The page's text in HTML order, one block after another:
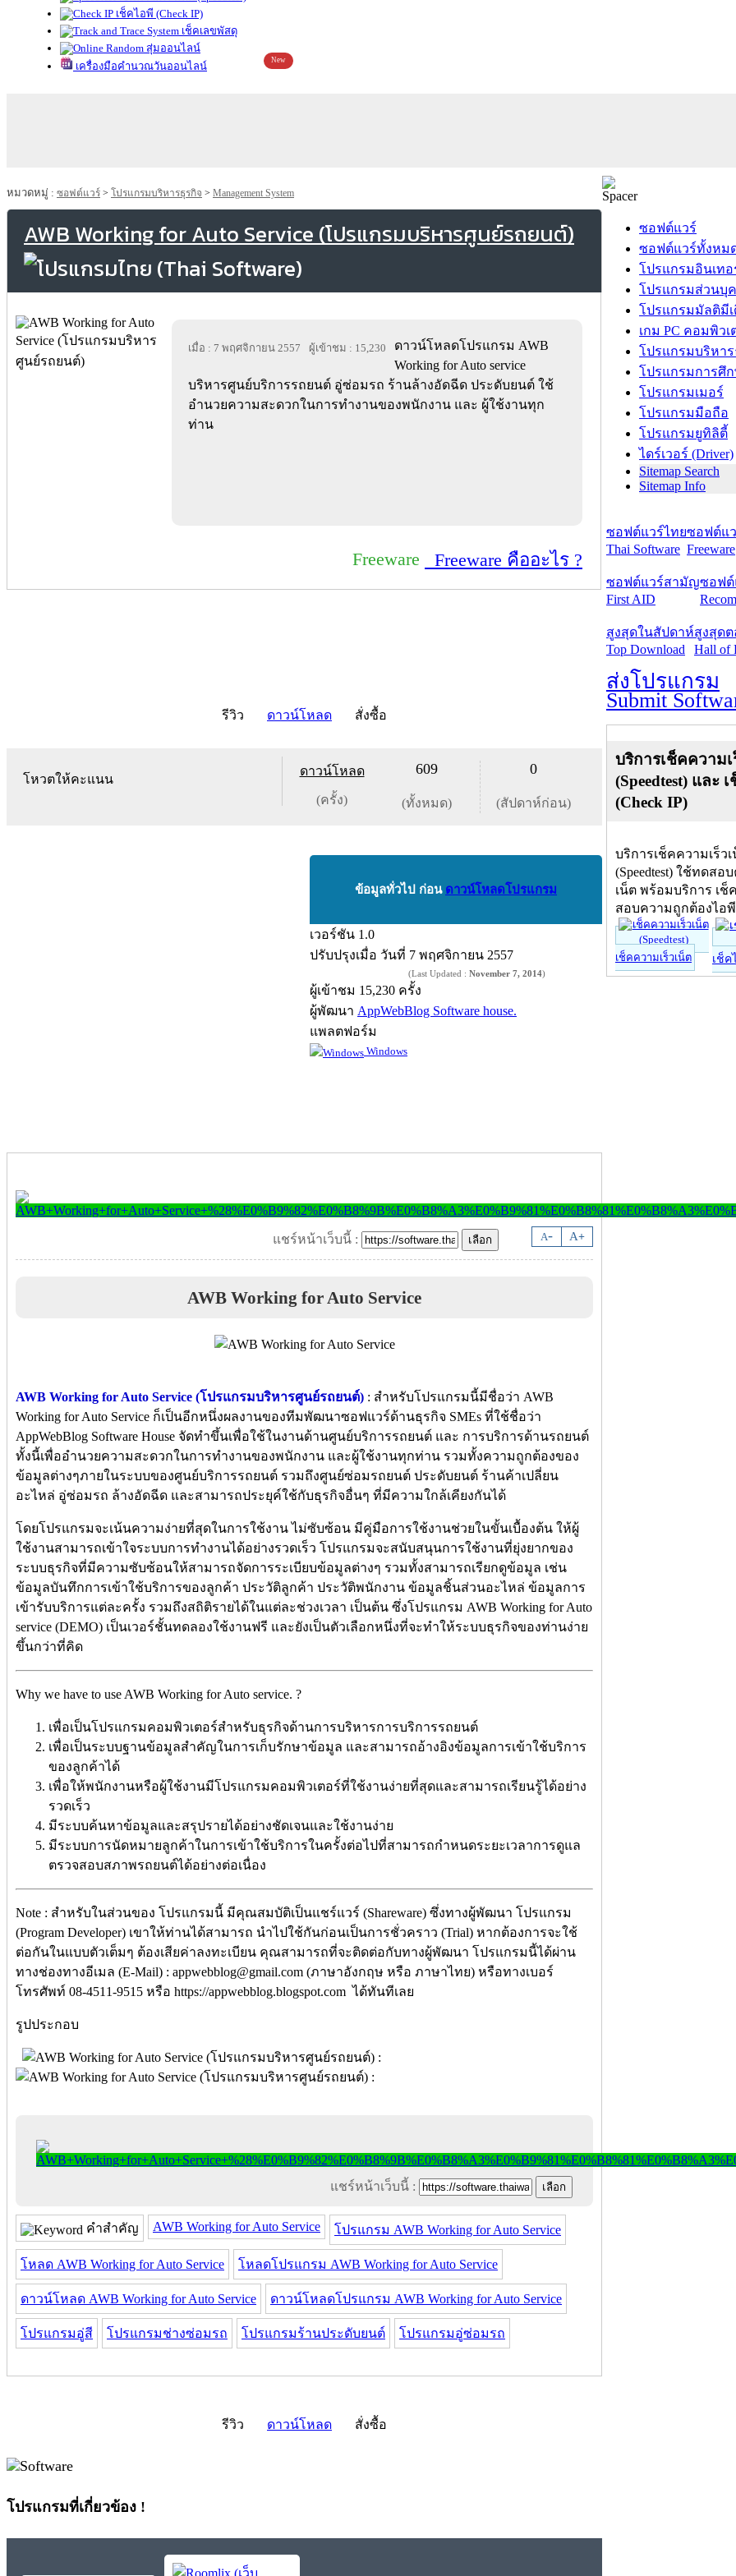
เช็คไอพี (Check IP)
เช็คเลขพัสดุ
สุ่มออนไลน์
เครื่องมือคำนวณวันออนไลน์
New
หมวดหมู่ : ซอฟต์แวร์ > โปรแกรมบริหารธุรกิจ > Management System
AWB Working for Auto Service (โปรแกรมบริหารศูนย์รถยนต์)
เมื่อ : 7 พฤศจิกายน 2557 ผู้เข้าชม : 15,230
ดาวน์โหลดโปรแกรม AWB
Working for Auto service
บริหารศูนย์บริการรถยนต์ อู่ซ่อมรถ ร้านล้างอัดฉีด ประดับยนต์ ใช้
อำนวยความสะดวกในการทำงานของพนักงาน และ ผู้ใช้งานทุก
ท่าน
Freeware Freeware คืออะไร ?
รีวิว ดาวน์โหลด สั่งซื้อ
โหวตให้คะแนน
ดาวน์โหลด
(ครั้ง)
609
(ทั้งหมด)
0
(สัปดาห์ก่อน)
ข้อมูลทั่วไป ก่อน ดาวน์โหลดโปรแกรม
เวอร์ชัน 1.0
ปรับปรุงเมื่อ วันที่ 7 พฤศจิกายน 2557
(Last Updated : November 7, 2014)
ผู้เข้าชม 15,230 ครั้ง
ผู้พัฒนา AppWebBlog Software house.
แพลตฟอร์ม
Windows
A- A+
แชร์หน้าเว็บนี้ :
AWB Working for Auto Service
AWB Working for Auto Service (โปรแกรมบริหารศูนย์รถยนต์) : สำหรับโปรแกรมนี้มีชื่อว่า AWB
Working for Auto Service ก็เป็นอีกหนึ่งผลงานของทีมพัฒนาซอฟแวร์ด้านธุรกิจ SMEs ที่ใช้ชื่อว่า
AppWebBlog Software House จัดทำขึ้นเพื่อใช้ในงานด้านศูนย์บริการรถยนต์ และ การบริการด้านรถยนต์
ทั้งนี้เพื่ออำนวยความสะดวกในการทำงานของพนักงาน และผู้ใช้งานทุกท่าน รวมทั้งความถูกต้องของ
ข้อมูลต่างๆภายในระบบของศูนย์บริการรถยนต์ รวมถึงศูนย์ซ่อมรถยนต์ ประดับยนต์ ร้านค้าเปลี่ยน
อะไหล่ อู่ซ่อมรถ ล้างอัดฉีด และสามารถประยุค์ใช้กับธุรกิจอื่นๆ ที่มีความใกล้เคียงกันได้
โดยโปรแกรมจะเน้นความง่ายที่สุดในการใช้งาน ไม่ซับซ้อน มีคู่มือการใช้งานช่วยในขั้นเบื้องต้น ให้ผู้
ใช้งานสามารถเข้าใจระบบการทำงานได้อย่างรวดเร็ว โปรแกรมจะสนับสนุนการใช้งานที่ยุ่งยากของ
ระบบธุรกิจที่มีความซับซ้อนให้สามารถจัดการระเบียบข้อมูลต่างๆ รวมทั้งสามารถเรียกดูข้อมูล เช่น
ข้อมูลบันทึกการเข้าใช้บริการของลูกค้า ประวัติลูกค้า ประวัติพนักงาน ข้อมูลชิ้นส่วนอะไหล่ ข้อมูลการ
เข้ารับบริการแต่ละครั้ง รวมถึงสถิติรายได้ในแต่ละช่วงเวลา เป็นต้น ซึ่งโปรแกรม AWB Working for Auto
service (DEMO) เป็นเวอร์ชั้นทดลองใช้งานฟรี และยังเป็นตัวเลือกหนึ่งที่จะทำให้ระบบธุรกิจของท่านง่าย
ขึ้นกว่าที่คิด
Why we have to use AWB Working for Auto service. ?
เพื่อเป็นโปรแกรมคอมพิวเตอร์สำหรับธุรกิจด้านการบริหารการบริการรถยนต์
เพื่อเป็นระบบฐานข้อมูลสำคัญในการเก็บรักษาข้อมูล และสามารถอ้างอิงข้อมูลการเข้าใช้บริการ
ของลูกค้าได้
เพื่อให้พนักงานหรือผู้ใช้งานมีโปรแกรมคอมพิวเตอร์ที่ใช้งานง่ายที่สุดและสามารถเรียนรู้ได้อย่าง
รวดเร็ว
มีระบบค้นหาข้อมูลและสรุปรายได้อย่างชัดเจนและใช้งานง่าย
มีระบบการนัดหมายลูกค้าในการเข้าใช้บริการในครั้งต่อไปที่สามารถกำหนดระยะเวลาการดูแล
ตรวจสอบสภาพรถยนต์ได้อย่างต่อเนื่อง
Note : สำหรับในส่วนของ โปรแกรมนี้ มีคุณสมบัติเป็นแชร์แวร์ (Shareware) ซึ่งทางผู้พัฒนา โปรแกรม
(Program Developer) เขาให้ท่านได้สามารถ นำไปใช้กันก่อนเป็นการชั่วคราว (Trial) หากต้องการจะใช้
ต่อกันในแบบตัวเต็มๆ ต้องเสียค่าลงทะเบียน คุณสามารถที่จะติดต่อกับทางผู้พัฒนา โปรแกรมนี้ได้ผ่าน
ทางช่องทางอีเมล (E-Mail) : appwebblog@gmail.com (ภาษาอังกฤษ หรือ ภาษาไทย) หรือทางเบอร์
โทรศัพท์ 08-4511-9515 หรือ https://appwebblog.blogspot.com ได้ทันทีเลย
รูปประกอบ
แชร์หน้าเว็บนี้ :
คำสำคัญ AWB Working for Auto Service โปรแกรม AWB Working for Auto Service
โหลด AWB Working for Auto Service โหลดโปรแกรม AWB Working for Auto Service
ดาวน์โหลด AWB Working for Auto Service ดาวน์โหลดโปรแกรม AWB Working for Auto Service
โปรแกรมอู่สี โปรแกรมช่างซ่อมรถ โปรแกรมร้านประดับยนต์ โปรแกรมอู่ซ่อมรถ
รีวิว ดาวน์โหลด สั่งซื้อ
โปรแกรมที่เกี่ยวข้อง !
ซอฟต์แวร์
ซอฟต์แวร์ทั้งหม
โปรแกรมอินเทอ
โปรแกรมส่วนบุ
โปรแกรมมัลติมีเ
เกม PC คอมพิวเ
โปรแกรมบริหา
โปรแกรมการศึ
โปรแกรมเมอร์
โปรแกรมมือถือ
โปรแกรมยูทิลิตี้
ไดร์เวอร์ (Driver)
Sitemap Search
Sitemap Info
ซอฟต์แวร์ไทย
Thai Software
ซอฟต์แ
Freeware
ซอฟต์แวร์สามัญ
First AID
ซอฟต์
สูงสุดในสัปดาห์
Top Download
สูงสุด
Hall of
ส่งโปรแกรม
Submit
บริการเช็คความเ
(Speedtest) และ
(Check IP)
บริการเช็คความเร็ว
(Speedtest) ใช้ทดสอ
เน็ต พร้อมบริการ เช็
สอบความถูกต้องไอ
เช็คความเร็วเน็ต เช็ค